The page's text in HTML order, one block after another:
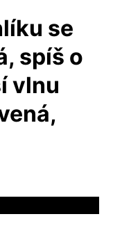
se
spíš o
vlnu